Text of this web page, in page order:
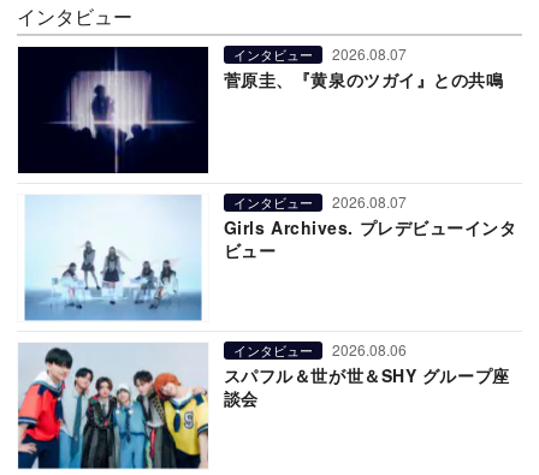
インタビュー
インタビュー 2026.08.07
菅原圭、『黄泉のツガイ』との共鳴
インタビュー 2026.08.07
Girls Archives. プレデビューインタ
ビュー
インタビュー 2026.08.06
スパフル＆世が世＆SHY グループ座
談会